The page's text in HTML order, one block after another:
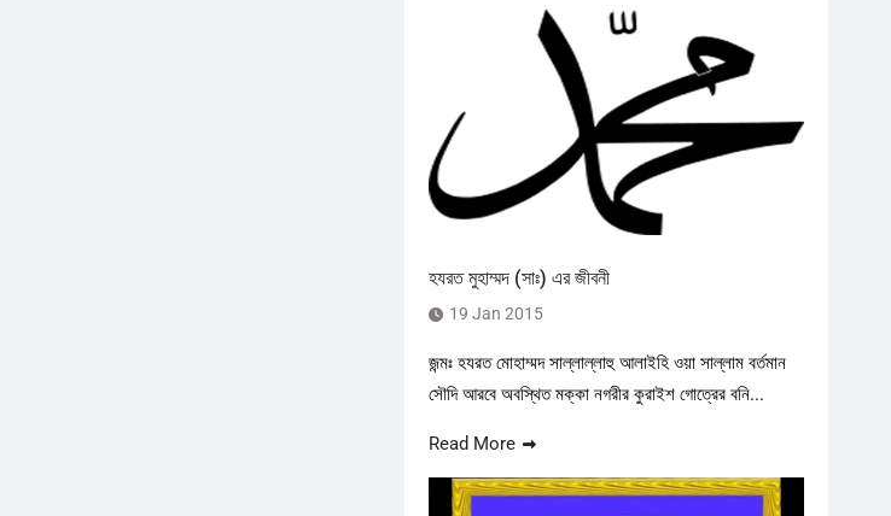
হযরত মুহাম্মদ (সাঃ) এর জীবনী
19 Jan 2015
জন্মঃ হযরত মোহাম্মদ সাল্লাল্লাহু আলাইহি ওয়া সাল্লাম বর্তমান
সৌদি আরবে অবস্থিত মক্কা নগরীর কুরাইশ গোত্রের বনি...
Read More